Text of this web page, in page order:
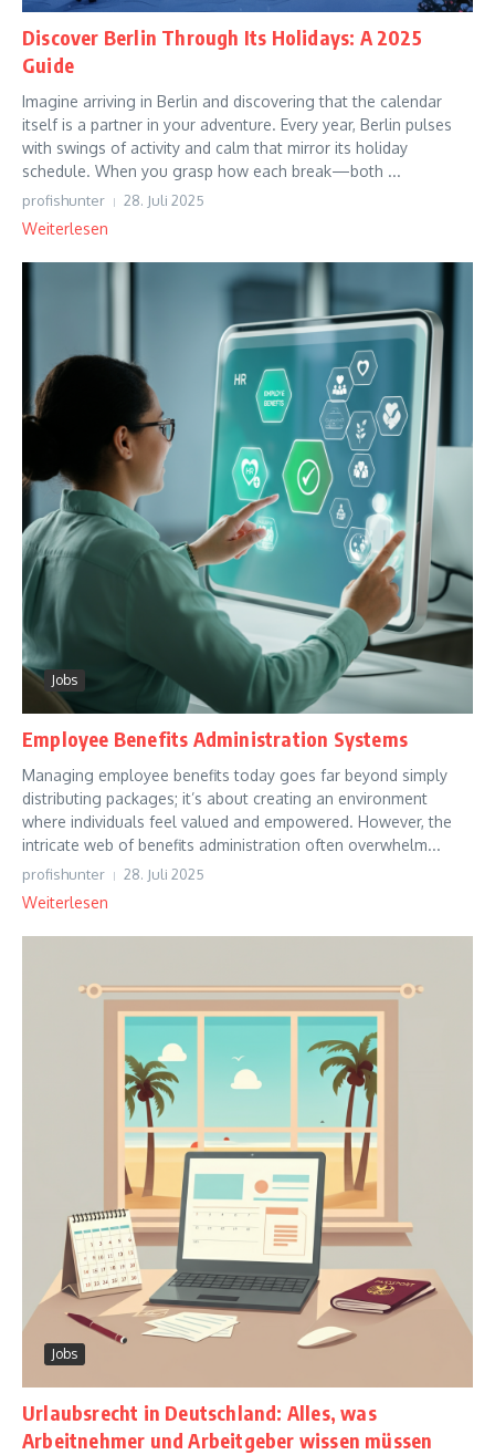
Discover Berlin Through Its Holidays: A 2025
Guide
Imagine arriving in Berlin and discovering that the calendar
itself is a partner in your adventure. Every year, Berlin pulses
with swings of activity and calm that mirror its holiday
schedule. When you grasp how each break—both ...
profishunter 28. Juli 2025
Weiterlesen
Jobs
Employee Benefits Administration Systems
Managing employee benefits today goes far beyond simply
distributing packages; it’s about creating an environment
where individuals feel valued and empowered. However, the
intricate web of benefits administration often overwhelm...
profishunter 28. Juli 2025
Weiterlesen
Jobs
Urlaubsrecht in Deutschland: Alles, was
Arbeitnehmer und Arbeitgeber wissen müssen